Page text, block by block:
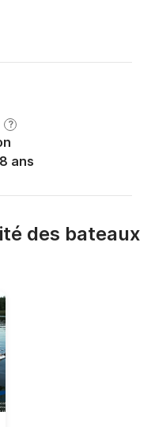
?
ans
des bateaux